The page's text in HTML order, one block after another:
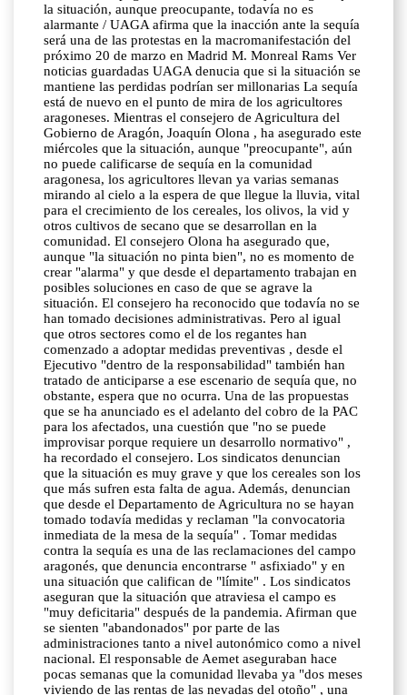
la situación, aunque preocupante, todavía no es
alarmante / UAGA afirma que la inacción ante la sequía
será una de las protestas en la macromanifestación del
próximo 20 de marzo en Madrid M. Monreal Rams Ver
noticias guardadas UAGA denucia que si la situación se
mantiene las perdidas podrían ser millonarias La sequía
está de nuevo en el punto de mira de los agricultores
aragoneses. Mientras el consejero de Agricultura del
Gobierno de Aragón, Joaquín Olona , ha asegurado este
miércoles que la situación, aunque "preocupante", aún
no puede calificarse de sequía en la comunidad
aragonesa, los agricultores llevan ya varias semanas
mirando al cielo a la espera de que llegue la lluvia, vital
para el crecimiento de los cereales, los olivos, la vid y
otros cultivos de secano que se desarrollan en la
comunidad. El consejero Olona ha asegurado que,
aunque "la situación no pinta bien", no es momento de
crear "alarma" y que desde el departamento trabajan en
posibles soluciones en caso de que se agrave la
situación. El consejero ha reconocido que todavía no se
han tomado decisiones administrativas. Pero al igual
que otros sectores como el de los regantes han
comenzado a adoptar medidas preventivas , desde el
Ejecutivo "dentro de la responsabilidad" también han
tratado de anticiparse a ese escenario de sequía que, no
obstante, espera que no ocurra. Una de las propuestas
que se ha anunciado es el adelanto del cobro de la PAC
para los afectados, una cuestión que "no se puede
improvisar porque requiere un desarrollo normativo" ,
ha recordado el consejero. Los sindicatos denuncian
que la situación es muy grave y que los cereales son los
que más sufren esta falta de agua. Además, denuncian
que desde el Departamento de Agricultura no se hayan
tomado todavía medidas y reclaman "la convocatoria
inmediata de la mesa de la sequía" . Tomar medidas
contra la sequía es una de las reclamaciones del campo
aragonés, que denuncia encontrarse " asfixiado" y en
una situación que califican de "límite" . Los sindicatos
aseguran que la situación que atraviesa el campo es
"muy deficitaria" después de la pandemia. Afirman que
se sienten "abandonados" por parte de las
administraciones tanto a nivel autonómico como a nivel
nacional. El responsable de Aemet aseguraban hace
pocas semanas que la comunidad llevaba ya "dos meses
viviendo de las rentas de las nevadas del otoño" , una